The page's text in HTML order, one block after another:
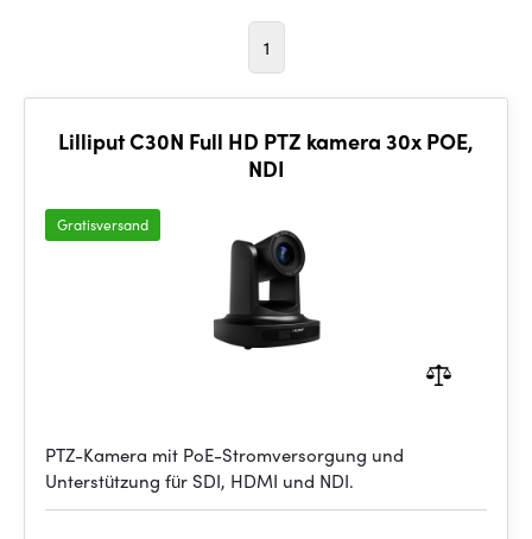
1
Lilliput C30N Full HD PTZ kamera 30x POE,
NDI
Gratisversand
PTZ-Kamera mit PoE-Stromversorgung und
Unterstützung für SDI, HDMI und NDI.